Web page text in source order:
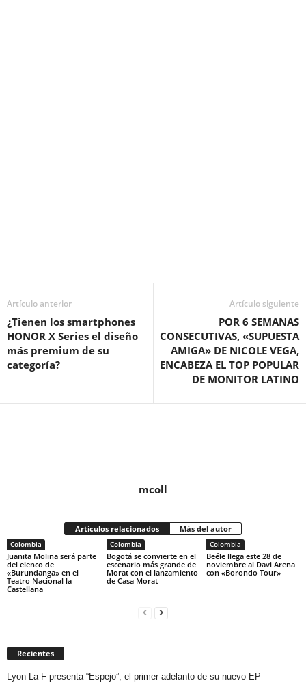
Artículo anterior
¿Tienen los smartphones
HONOR X Series el diseño
más premium de su
categoría?
Artículo siguiente
POR 6 SEMANAS
CONSECUTIVAS, «SUPUESTA
AMIGA» DE NICOLE VEGA,
ENCABEZA EL TOP POPULAR
DE MONITOR LATINO
mcoll
Artículos relacionados Más del autor
Colombia
Juanita Molina será parte
del elenco de
«Burundanga» en el
Teatro Nacional la
Castellana
Colombia
Bogotá se convierte en el
escenario más grande de
Morat con el lanzamiento
de Casa Morat
Colombia
Beéle llega este 28 de
noviembre al Davi Arena
con «Borondo Tour»
Recientes
Lyon La F presenta “Espejo”, el primer adelanto de su nuevo EP